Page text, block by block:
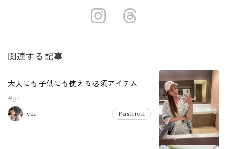
https://
関連する記事
大人にも子供にも使える必須アイテム
#pr
yui Fashion